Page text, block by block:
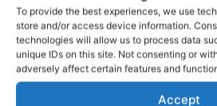
To provide the best experiences, we use
store and/or access device information.
technologies will allow us to process data
unique IDs on this site. Not consenting or
adversely affect certain features and
Accept
ΜΠΑΣΚΕΤ
και για ό,τι
εκεί»
04/08/2026
Ο Παναγιώτης
ως επικεφαλής